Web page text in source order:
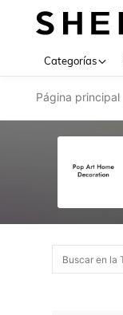
Categorías
Página principal